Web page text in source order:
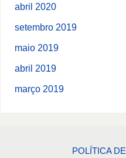
abril 2020
setembro 2019
maio 2019
abril 2019
março 2019
POLÍTICA